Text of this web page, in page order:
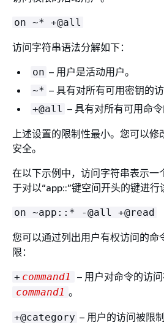
on ~* +@all
访问字符串语法分解如下：
on – 用户是活动用户。
~* – 具有对所有可用密钥的访
+@all – 具有对所有可用命令
上述设置的限制性最小。您可以
安全。
在以下示例中，访问字符串表示一
于对以“app::”键空间开头的键进行
on ~app::* -@all +@read
您可以通过列出用户有权访问的命
限：
+ command1 – 用户对命令的访
command1 。
+@category – 用户的访问被限